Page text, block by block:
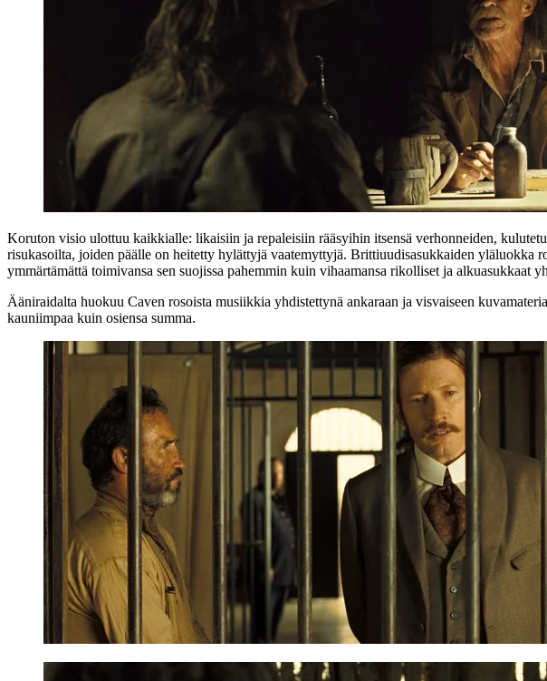
Koruton visio ulottuu kaikkialle: likaisiin ja repaleisiin rääsyihin itsensä verhonneiden,
risukasoilta, joiden päälle on heitetty hylättyjä vaatemyttyjä. Brittiuudisasukkaiden
ymmärtämättä toimivansa sen suojissa pahemmin kuin vihaamansa rikolliset ja alkuasukkaat
Ääniraidalta huokuu Caven rosoista musiikkia yhdistettynä ankaraan ja visvaiseen
kauniimpaa kuin osiensa summa.